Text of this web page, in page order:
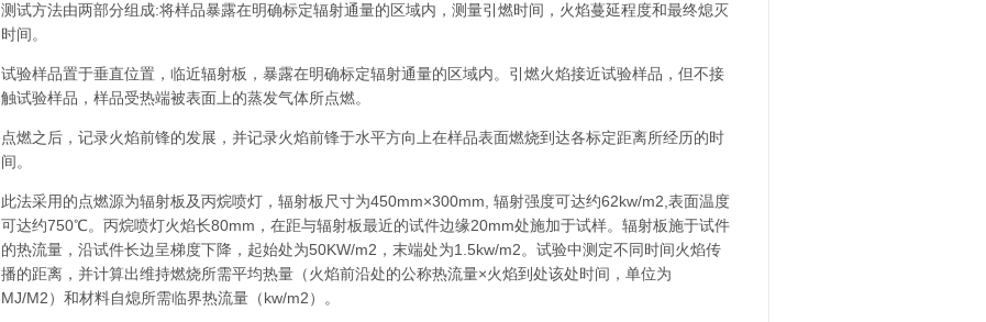
测试方法由两部分组成:将样品暴露在明确标定辐射通量的区域内，测量引燃时间，火焰蔓延程度和最终熄灭
时间。
试验样品置于垂直位置，临近辐射板，暴露在明确标定辐射通量的区域内。引燃火焰接近试验样品，但不接
触试验样品，样品受热端被表面上的蒸发气体所点燃。
点燃之后，记录火焰前锋的发展，并记录火焰前锋于水平方向上在样品表面燃烧到达各标定距离所经历的时
间。
此法采用的点燃源为辐射板及丙烷喷灯，辐射板尺寸为450mm×300mm, 辐射强度可达约62kw/m2,表面温度
可达约750℃。丙烷喷灯火焰长80mm，在距与辐射板最近的试件边缘20mm处施加于试样。辐射板施于试件
的热流量，沿试件长边呈梯度下降，起始处为50KW/m2，末端处为1.5kw/m2。试验中测定不同时间火焰传
播的距离，并计算出维持燃烧所需平均热量（火焰前沿处的公称热流量×火焰到处该处时间，单位为
MJ/M2）和材料自熄所需临界热流量（kw/m2）。